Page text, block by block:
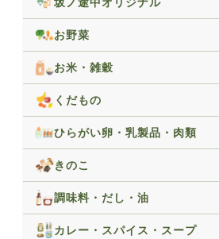
お野菜
お米・雑穀
くだもの
ひらがい卵・乳製品・肉類
きのこ
調味料・だし・油
カレー・スパイス・スープ